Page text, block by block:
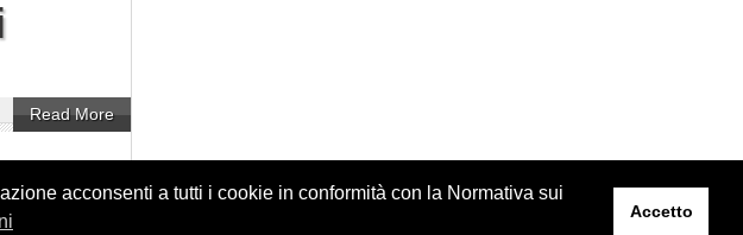
Read More
acconsenti a tutti i cookie in conformità con la Normativa sui
Accetto